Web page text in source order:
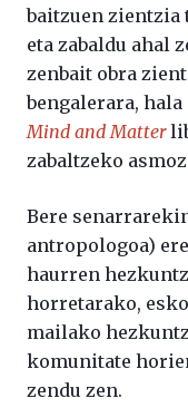
baitzuen
eta zabaldu ahal
zenbait obra
bengalerara, hala
Mind and Matter
zabaltzeko
Bere
antropologoa)
haurren
horretarako,
mailako
komunitate
zendu zen.